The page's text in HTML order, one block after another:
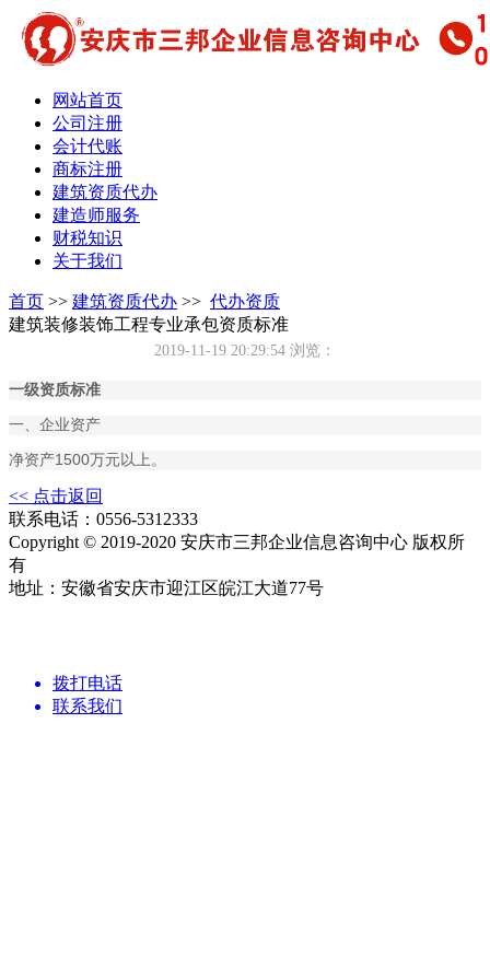
网站首页
公司注册
会计代账
商标注册
建筑资质代办
建造师服务
财税知识
关于我们
首页 >> 建筑资质代办 >> 代办资质
建筑装修装饰工程专业承包资质标准
2019-11-19 20:29:54 浏览：
一级资质标准
一、企业资产
净资产1500万元以上。
<< 点击返回
联系电话：0556-5312333
Copyright © 2019-2020 安庆市三邦企业信息咨询中心 版权所
有
地址：安徽省安庆市迎江区皖江大道77号
拨打电话
联系我们